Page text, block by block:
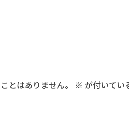
とはありません。 ※ が付いてい